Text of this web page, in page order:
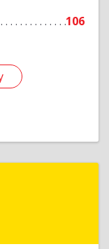
106
г, Дружбы